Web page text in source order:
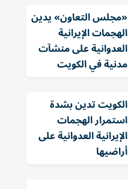
«مجلس التعاون» يدين
الهجمات الإيرانية
العدوانية على منشآت
مدنية في الكويت
الكويت تدين بشدة
استمرار الهجمات
الإيرانية العدوانية على
أراضيها